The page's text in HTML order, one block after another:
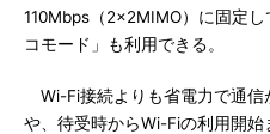
110Mbps（2×2MIMO）に固定
コモード」も利用できる。
Wi-Fi接続よりも省電力で通
や、待受時からWi-Fiの利用開